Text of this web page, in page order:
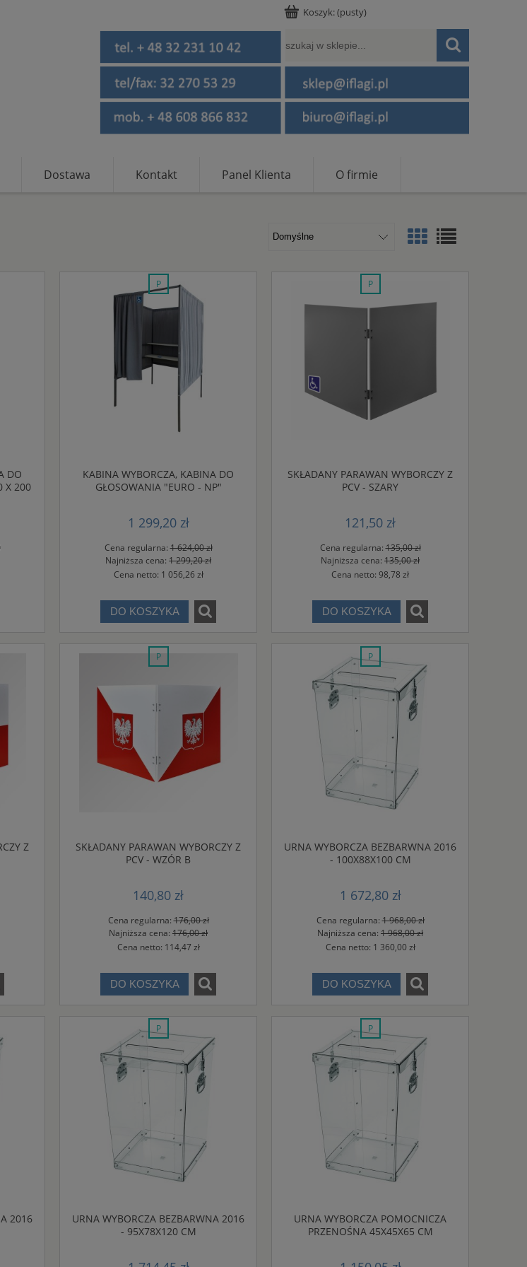
Koszyk:(pusty)
Dostawa Kontakt Panel Klienta O firmie
DO
X 200
KABINA WYBORCZA, KABINA DO
GŁOSOWANIA "EURO - NP"
1 299,20 zł
Cena regularna:1 624,00 zł
Najniższa cena: 1 299,20 zł
Cena netto: 1 056,26 zł
DO KOSZYKA
promocja
SKŁADANY PARAWAN WYBORCZY Z
PCV - SZARY
121,50 zł
Cena regularna:135,00 zł
Najniższa cena: 135,00 zł
Cena netto: 98,78 zł
DO KOSZYKA
promocja
Z
SKŁADANY PARAWAN WYBORCZY Z
PCV - WZÓR B
140,80 zł
Cena regularna:176,00 zł
Najniższa cena: 176,00 zł
Cena netto: 114,47 zł
DO KOSZYKA
URNA WYBORCZA BEZBARWNA 2016
- 100X88X100 CM
1 672,80 zł
Cena regularna:1 968,00 zł
Najniższa cena: 1 968,00 zł
Cena netto: 1 360,00 zł
DO KOSZYKA
promocja
2016
URNA WYBORCZA BEZBARWNA 2016
- 95X78X120 CM
promocja
URNA WYBORCZA POMOCNICZA
PRZENOŚNA 45X45X65 CM
promocja